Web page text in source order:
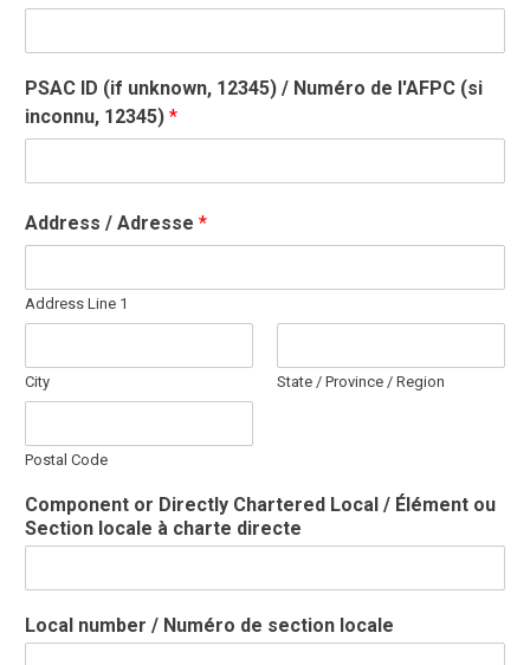
PSAC ID (if unknown, 12345) / Numéro de l'AFPC (si
inconnu, 12345) *
Address / Adresse *
Address Line 1
City State / Province / Region
Postal Code
Component or Directly Chartered Local / Élément ou
Section locale à charte directe
Local number / Numéro de section locale